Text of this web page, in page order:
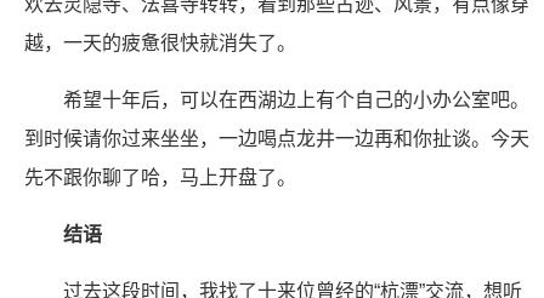
欢去灵隐寺、法喜寺转转，看到那些古迹、风景，有点像穿
越，一天的疲惫很快就消失了。
希望十年后，可以在西湖边上有个自己的小办公室吧。
到时候请你过来坐坐，一边喝点龙井一边再和你扯谈。今天
先不跟你聊了哈，马上开盘了。
结语
过去这段时间，我找了十来位曾经的“杭漂”交流，想听